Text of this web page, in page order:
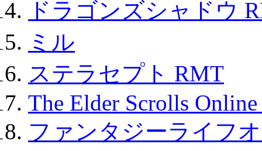
ドラゴンズシャドウ
ミル
ステラセプト RMT
The Elder Scrolls
ファンタジーライフ